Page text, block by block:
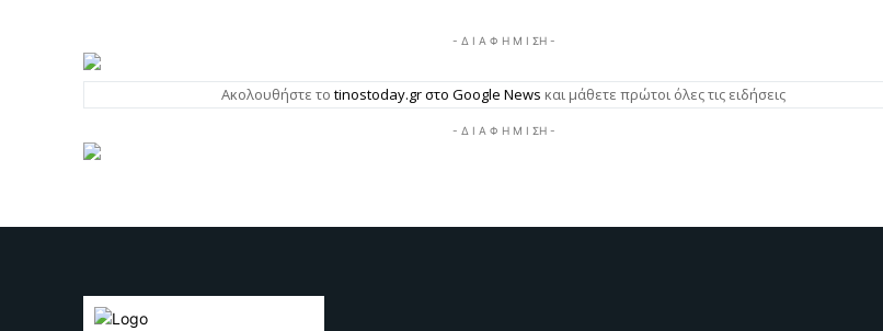
- Δ Ι Α Φ Η Μ Ι ΣΗ -
Ακολουθήστε το tinostoday.gr στο Google News και μάθετε πρώτοι όλες τις ειδήσεις
- Δ Ι Α Φ Η Μ Ι ΣΗ -